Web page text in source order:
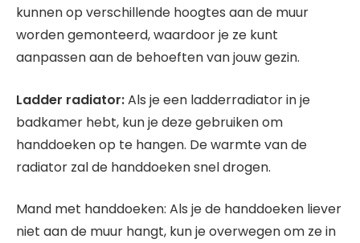
kunnen op verschillende hoogtes aan de muur
worden gemonteerd, waardoor je ze kunt
aanpassen aan de behoeften van jouw gezin.
Ladder radiator:Als je een ladderradiator in je
badkamer hebt, kun je deze gebruiken om
handdoeken op te hangen. De warmte van de
radiator zal de handdoeken snel drogen.
Mand met handdoeken: Als je de handdoeken liever
niet aan de muur hangt, kun je overwegen om ze in